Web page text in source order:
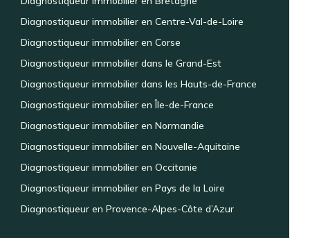
Diagnostiqueur immobilier en Centre-Val-de-Loire
Diagnostiqueur immobilier en Corse
Diagnostiqueur immobilier dans le Grand-Est
Diagnostiqueur immobilier dans les Hauts-de-France
Diagnostiqueur immobilier en Île-de-France
Diagnostiqueur immobilier en Normandie
Diagnostiqueur immobilier en Nouvelle-Aquitaine
Diagnostiqueur immobilier en Occitanie
Diagnostiqueur immobilier en Pays de la Loire
Diagnostiqueur en Provence-Alpes-Côte d’Azur